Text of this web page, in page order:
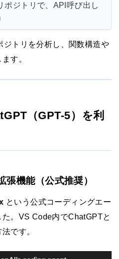
ポジトリで、API呼び出し
トリを分析し、関数構造や
す。
（GPT-5）を利
機能（公式推奨）
という公式コーディングエー
。VS Code内でChatGPTと
です。